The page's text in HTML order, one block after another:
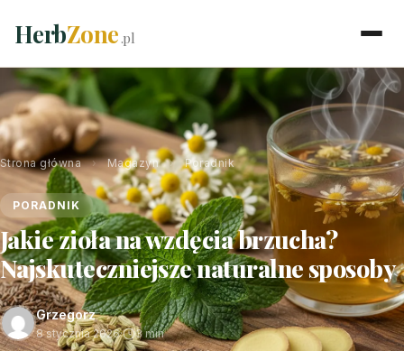
HerbZone.pl
Strona główna › Magazyn › Poradnik
PORADNIK
Jakie zioła na wzdęcia brzucha?
Najskuteczniejsze naturalne sposoby
Grzegorz
8 stycznia 2026· 3 min